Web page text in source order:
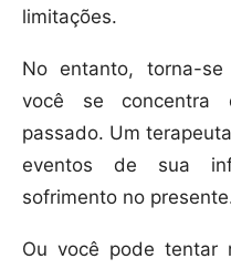
limitações.
No entanto, torna-se
você se concentra
passado. Um
eventos de sua
sofrimento no
Ou você pode tentar